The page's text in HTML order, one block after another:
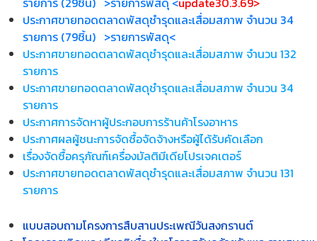
Fan page : หน่วยจัดหางาน กองกิจการนักศึกษา มหาวิทยาลัย
รามคำแหง
ประกาศขายทอดตลาดพัสดุชำรุดและเสื่อมสภาพ จำนวน 34
รายการ (79ชิ้น) >รายการพัสดุ<
ประกาศขายทอดตลาดพัสดุชำรุดและเสื่อมสภาพ จำนวน 132
รายการ
ประกาศขายทอดตลาดพัสดุชำรุดและเสื่อมสภาพ จำนวน 34
รายการ
ประกาศการจัดหาผู้ประกอบการร้านค้าโรงอาหาร
ประกาศผลผู้ชนะการจัดซื้อจัดจ้างหรือผู้ได้รับคัดเลือก
เรื่องจัดซื้อครุภัณฑ์เครื่องมัลติมีเดียโปรเจคเตอร์
ประกาศขายทอดตลาดพัสดุชำรุดและเสื่อมสภาพ จำนวน 131
รายการ
แบบสอบถามโครงการสืบสานประเพณีวันสงกรานต์